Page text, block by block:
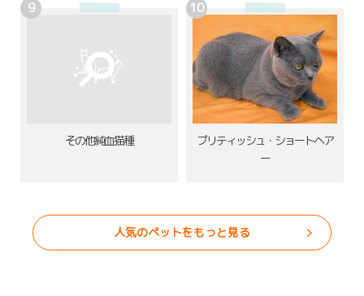
その他純血猫種
ブリティッシュ・ショートヘア
ー
人気のペットをもっと見る